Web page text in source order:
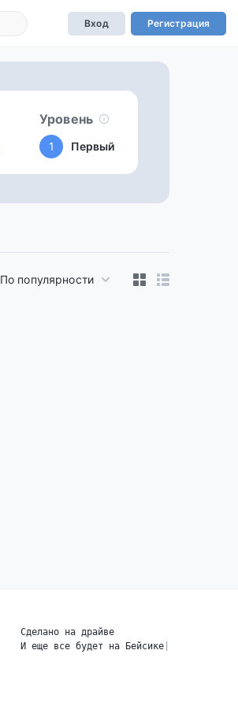
Вход Регистрация
Уровень
1 Первый
По популярности
Сделано на драйве
И еще все будет на Бейсике